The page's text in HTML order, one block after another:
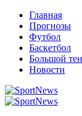
Перейти
содержимому
Главная
Прогнозы
Футбол
Баскетбол
Большой
Новости
Primary